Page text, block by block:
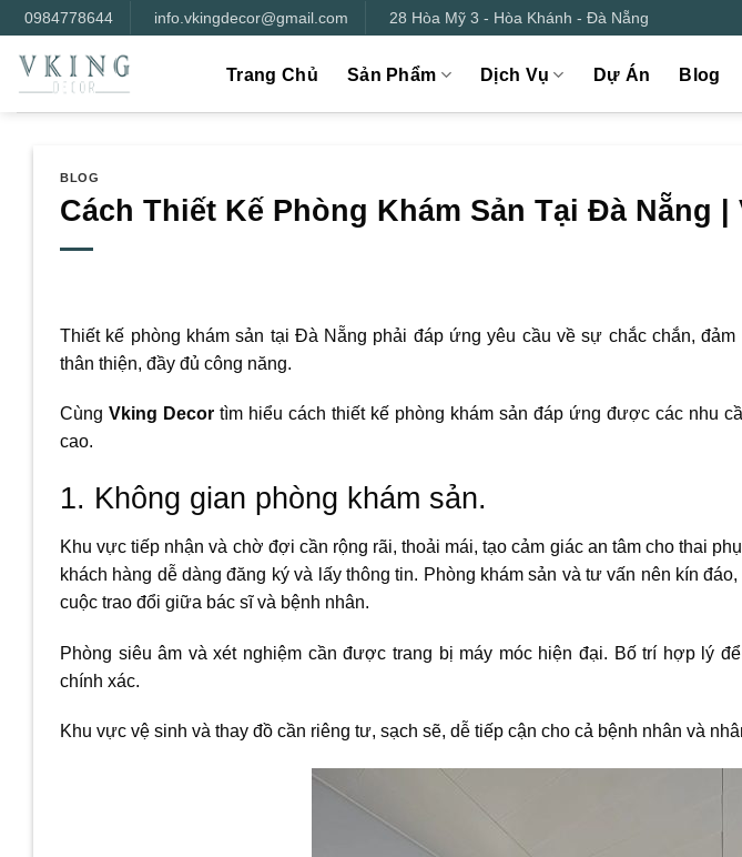
qua
nội
dung
0984778644 info.vkingdecor@gmail.com 28 Hòa Mỹ 3 - Hòa Khánh - Đà Nẵng
Trang Chủ Sản Phẩm Dịch Vụ Dự Án Blog
BLOG
Cách Thiết Kế Phòng Khám Sản Tại Đà Nẵng
Thiết kế phòng khám sản tại Đà Nẵng phải đáp ứng yêu cầu về sự chắc chắn,
thân thiện, đầy đủ công năng.
Cùng Vking Decor tìm hiểu cách thiết kế phòng khám sản đáp ứng được các nhu
cao.
1. Không gian phòng khám sản.
Khu vực tiếp nhận và chờ đợi cần rộng rãi, thoải mái, tạo cảm giác an tâm cho thai
khách hàng dễ dàng đăng ký và lấy thông tin. Phòng khám sản và tư vấn nên kín
cuộc trao đổi giữa bác sĩ và bệnh nhân.
Phòng siêu âm và xét nghiệm cần được trang bị máy móc hiện đại. Bố trí hợp lý
chính xác.
Khu vực vệ sinh và thay đồ cần riêng tư, sạch sẽ, dễ tiếp cận cho cả bệnh nhân và